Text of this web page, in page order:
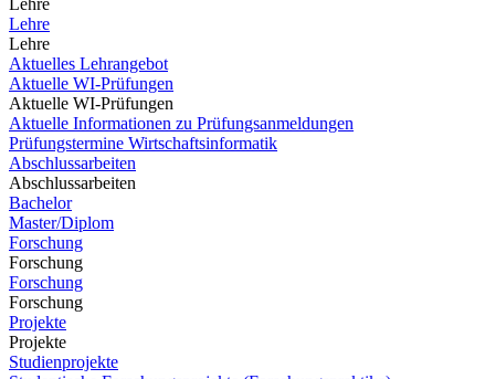
Lehre
Lehre
Lehre
Aktuelles Lehrangebot
Aktuelle WI-Prüfungen
Aktuelle WI-Prüfungen
Aktuelle Informationen zu Prüfungsanmeldungen
Prüfungstermine Wirtschaftsinformatik
Abschlussarbeiten
Abschlussarbeiten
Bachelor
Master/Diplom
Forschung
Forschung
Forschung
Forschung
Projekte
Projekte
Studienprojekte